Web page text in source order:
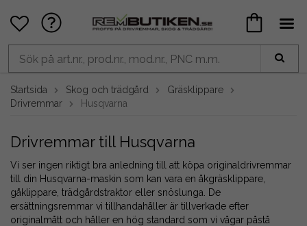
Startsida Skog och trädgård
Gräsklippare
Drivremmar
Husqvarna
Drivremmar till Husqvarna
Vi ser ingen riktigt bra anledning till att köpa originaldrivremmar
till din Husqvarna-maskin som kan vara en åkgräsklippare,
gåklippare, trädgårdstraktor eller snöslunga. De
ersättningsremmar vi tillhandahåller är tillverkade efter
originalmått och håller en hög standard som vi vågar påstå